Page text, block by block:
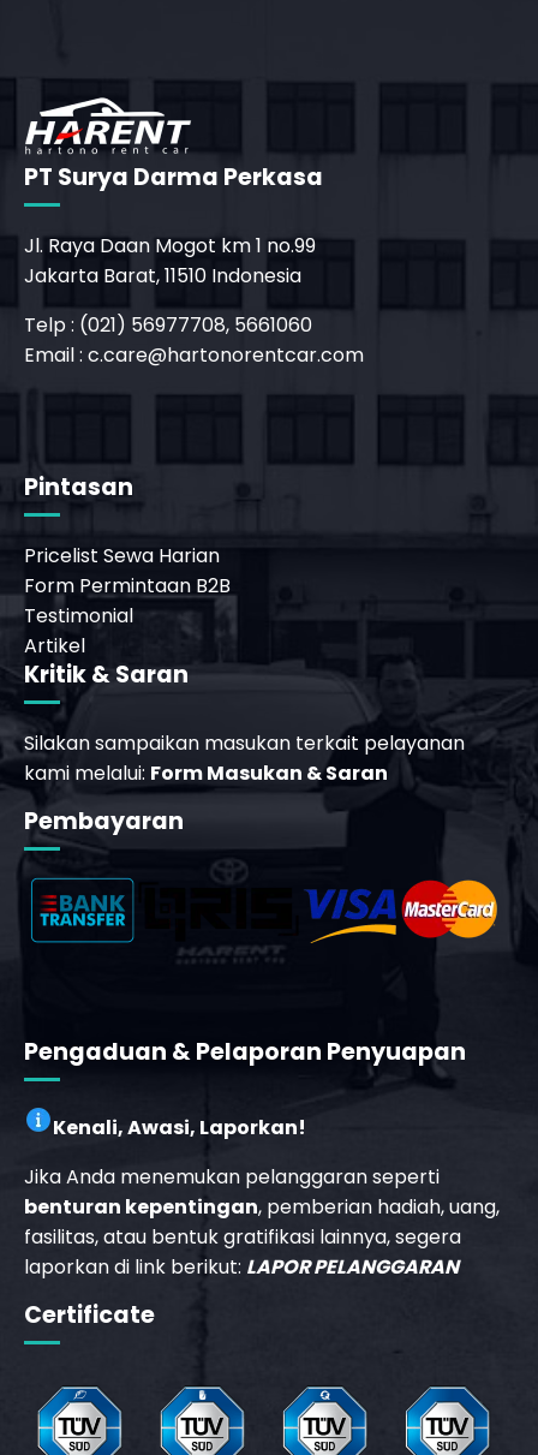
PT Surya Darma Perkasa
Jl. Raya Daan Mogot km 1 no.99
Jakarta Barat, 11510 Indonesia
Telp : (021) 56977708, 5661060
Email : c.care@hartonorentcar.com
Pintasan
Pricelist Sewa Harian
Form Permintaan B2B
Testimonial
Artikel
Kritik & Saran
Silakan sampaikan masukan terkait pelayanan
kami melalui: Form Masukan & Saran
Pembayaran
Pengaduan & Pelaporan Penyuapan
Kenali, Awasi, Laporkan!
Jika Anda menemukan pelanggaran seperti
benturan kepentingan, pemberian hadiah, uang,
fasilitas, atau bentuk gratifikasi lainnya, segera
laporkan di link berikut: LAPOR PELANGGARAN
Certificate